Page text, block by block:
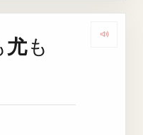
尤も